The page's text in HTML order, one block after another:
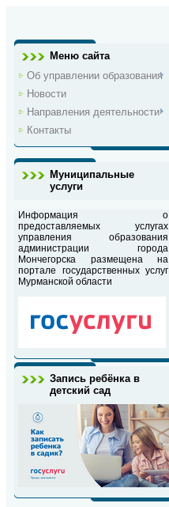
Меню сайта
Об управлении образования
Новости
Направления деятельности
Контакты
Муниципальные
услуги
Информация о
предоставляемых услугах
управления образования
администрации города
Мончегорска размещена на
портале государственных услуг
Мурманской области
Запись ребёнка в
детский сад